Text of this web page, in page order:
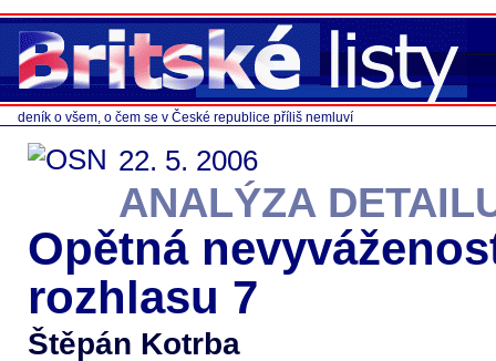
deník o všem, o čem se v České republice příliš nemluví
22. 5. 2006
ANALÝZA
Opětná
rozhlasu 7
Štěpán Kotrba